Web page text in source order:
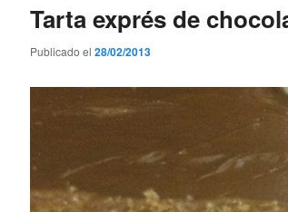
Tarta exprés de
Publicado el 28/02/2013